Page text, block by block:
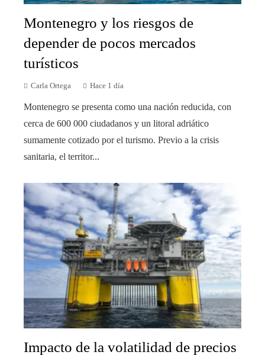
Montenegro y los riesgos de
depender de pocos mercados
turísticos
Carla Ortega Hace 1 día
Montenegro se presenta como una nación reducida, con
cerca de 600 000 ciudadanos y un litoral adriático
sumamente cotizado por el turismo. Previo a la crisis
sanitaria, el territor...
Impacto de la volatilidad de precios